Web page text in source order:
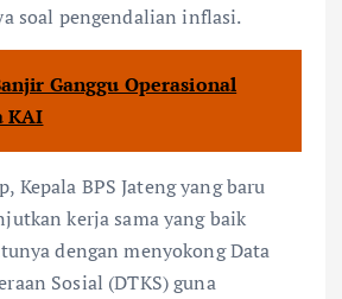
soal pengendalian inflasi.
Ganggu Operasional
KAI
Kepala BPS Jateng yang baru
kerja sama yang baik
dengan menyokong Data
Sosial (DTKS) guna